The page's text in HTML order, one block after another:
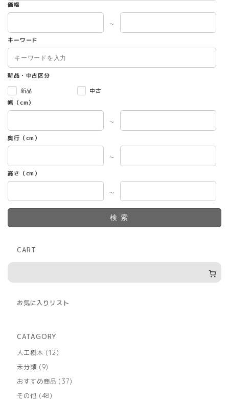
価格
～
キーワード
新品・中古区分
新品
中古
幅（cm）
～
奥行（cm）
～
高さ（cm）
～
検索
CART
お気に入りリスト
CATAGORY
人工樹木
1212
商
未分類 99
の
商
おすすめ商品 3737
その他 4848